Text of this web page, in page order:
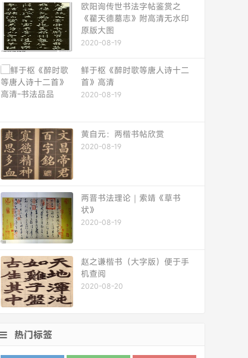
欧阳询传世书法字帖鉴赏之
《翟天德墓志》附高清无水印
原版大图
2020-08-19
鲜于枢《醉时歌等唐人诗十二
首》高清
2020-08-19
黄自元：两楷书帖欣赏
2020-08-19
两晋书法理论｜索靖《草书
状》
2020-08-19
赵之谦楷书（大字版）便于手
机查阅
2020-08-20
热门标签